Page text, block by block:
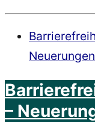
Neuerungen
–